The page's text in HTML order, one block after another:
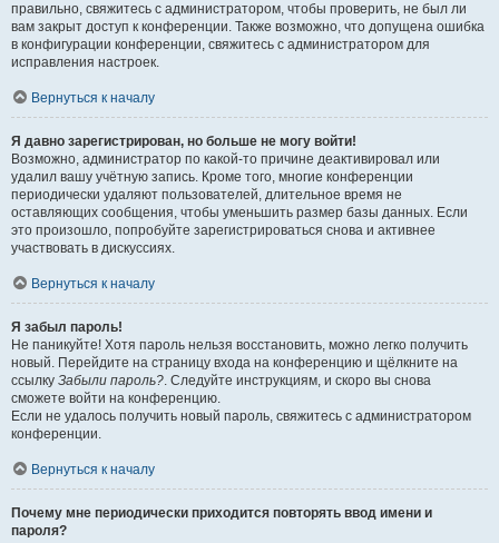
правильно, свяжитесь с администратором, чтобы проверить, не был ли
вам закрыт доступ к конференции. Также возможно, что допущена ошибка
в конфигурации конференции, свяжитесь с администратором для
исправления настроек.
Вернуться к началу
Я давно зарегистрирован, но больше не могу войти!
Возможно, администратор по какой-то причине деактивировал или
удалил вашу учётную запись. Кроме того, многие конференции
периодически удаляют пользователей, длительное время не
оставляющих сообщения, чтобы уменьшить размер базы данных. Если
это произошло, попробуйте зарегистрироваться снова и активнее
участвовать в дискуссиях.
Вернуться к началу
Я забыл пароль!
Не паникуйте! Хотя пароль нельзя восстановить, можно легко получить
новый. Перейдите на страницу входа на конференцию и щёлкните на
ссылку Забыли пароль?. Следуйте инструкциям, и скоро вы снова
сможете войти на конференцию.
Если не удалось получить новый пароль, свяжитесь с администратором
конференции.
Вернуться к началу
Почему мне периодически приходится повторять ввод имени и
пароля?